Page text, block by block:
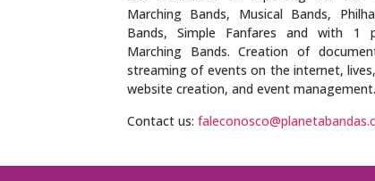
Marching Bands, Musical Bands,
Bands, Simple Fanfares and with 1
Marching Bands. Creation of
streaming of events on the internet,
website creation, and event management.
Contact us: